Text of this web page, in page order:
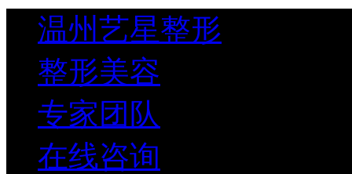
温州艺星整形
整形美容
专家团队
在线咨询